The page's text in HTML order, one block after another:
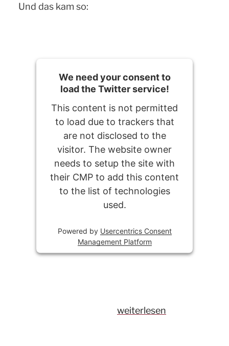
Und das kam so:
We need your consent to
load the Twitter service!
This content is not permitted
to load due to trackers that
are not disclosed to the
visitor. The website owner
needs to setup the site with
their CMP to add this content
to the list of technologies
used.
Powered by Usercentrics Consent
Management Platform
„Unser
weiterlesen